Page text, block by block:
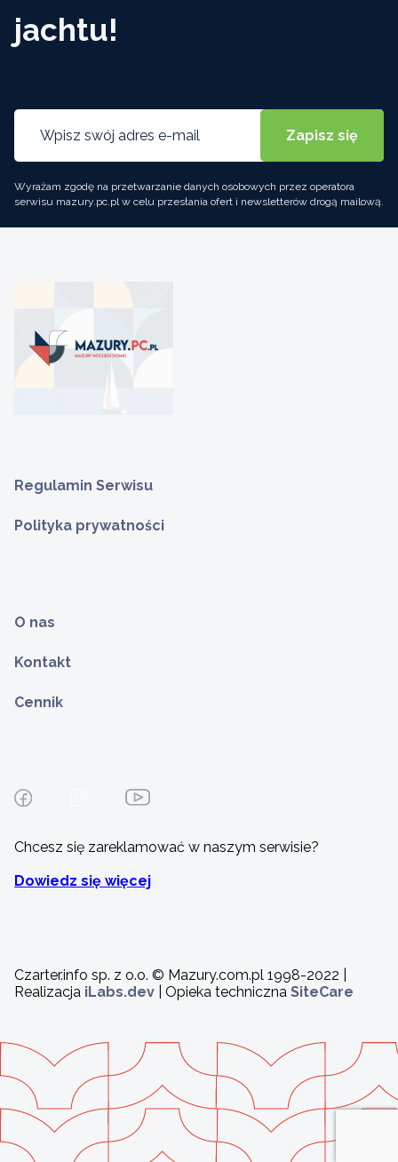
jachtu!
Wyrażam zgodę na przetwarzanie danych osobowych przez operatora
serwisu mazury.pc.pl w celu przesłania ofert i newsletterów drogą mailową.
Regulamin Serwisu
Polityka prywatności
O nas
Kontakt
Cennik
Chcesz się zareklamować w naszym serwisie?
Dowiedz się więcej
Czarter.info sp. z o.o. © Mazury.com.pl 1998-2022 |
Realizacja iLabs.dev | Opieka techniczna SiteCare